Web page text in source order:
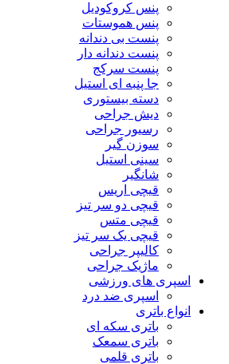
پنس کروکودیل
پنس هموستات
پنست بی دندانه
پنست دندانه دار
پنست سرکج
جا پنبه ای استیل
دسته بیستوری
دیش جراحی
رسیور جراحی
سوزن گیر
سینی استیل
شانگیر
قیچی اریس
قیچی دو سر تیز
قیچی متس
قیچی یک سر تیز
کالیپر جراحی
ماژیک جراحی
اسپری های ورزشی
اسپری ضد درد
انواع باتری
باتری سکه ای
باتری سمعک
باتری قلمی